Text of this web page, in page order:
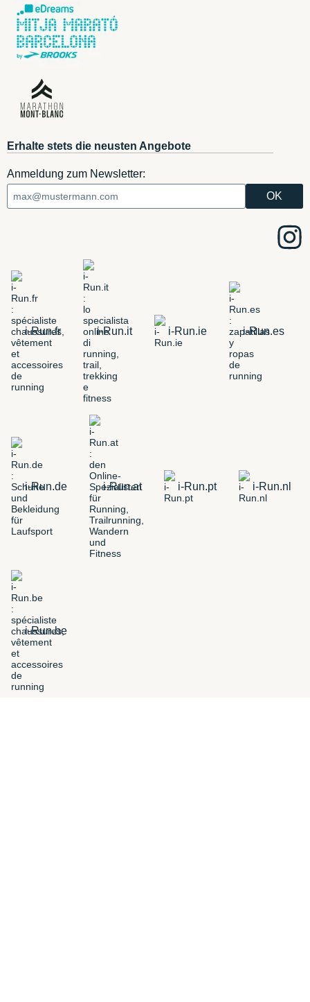
Erhalte stets die neusten Angebote
Anmeldung zum Newsletter:
i-Run.fr i-Run.it i-Run.ie i-Run.es
i-Run.de i-Run.at i-Run.pt i-Run.nl
i-Run.be